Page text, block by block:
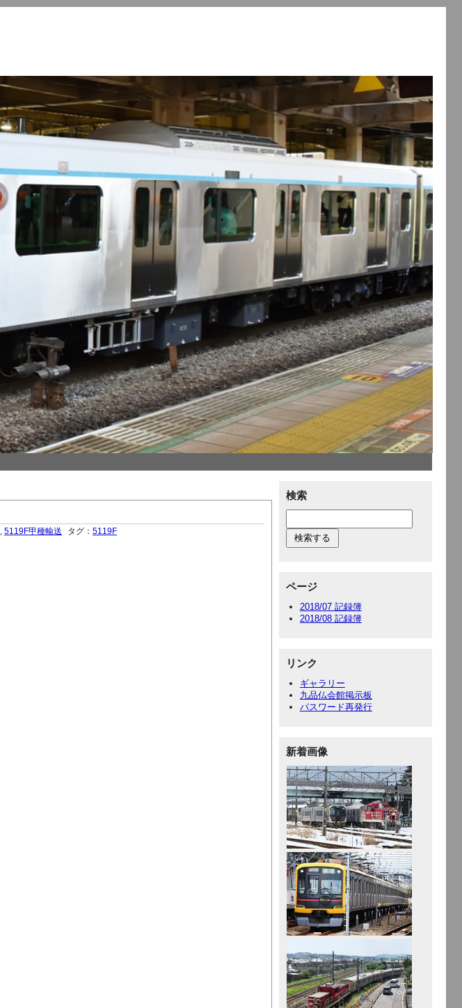
検索
ページ
2018/07 記録簿
2018/08 記録簿
リンク
ギャラリー
九品仏会館掲示板
パスワード再発行
新着画像
,5119F甲種輸送 タグ：5119F